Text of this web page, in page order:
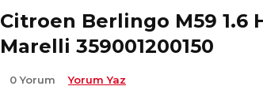
Citroen Berlingo M59 1.6
Marelli 359001200150
0 Yorum Yorum Yaz